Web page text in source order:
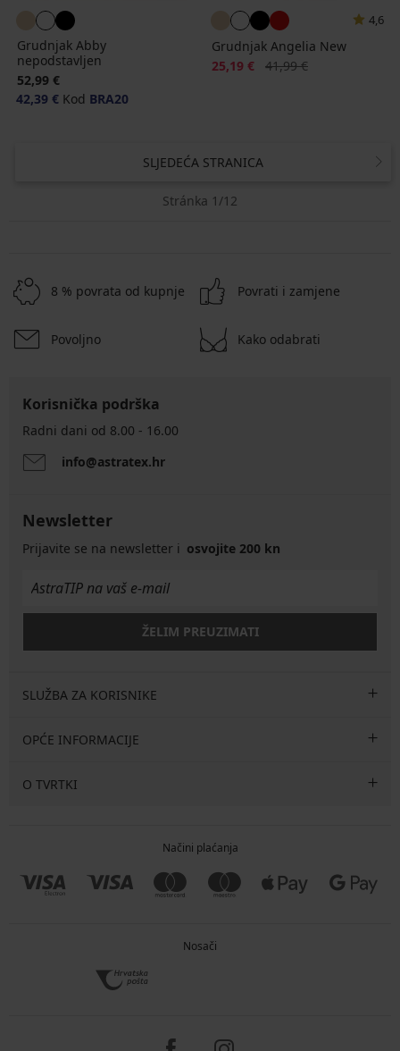
Grudnjak Abby
nepodstavljen
52,99 €
42,39 € Kod BRA20
4,6
Grudnjak Angelia New
Popust
25,19 € Prvobitna cijena
41,99 €
SLJEDEĆA STRANICA
Stránka 1/12
8 % povrata od kupnje Povrati i zamjene
Povoljno Kako odabrati
Korisnička podrška
Radni dani od 8.00 - 16.00
info@astratex.hr
Newsletter
Prijavite se na newsletter i osvojite 200 kn
ŽELIM PREUZIMATI
SLUŽBA ZA KORISNIKE
OPĆE INFORMACIJE
O TVRTKI
Načini plaćanja
Nosači